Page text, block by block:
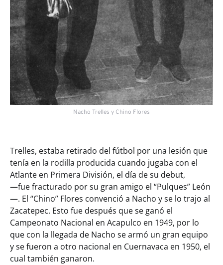
Nacho Trelles y Chino Flores
Trelles, estaba retirado del fútbol por una lesión que
tenía en la rodilla producida cuando jugaba con el
Atlante en Primera División, el día de su debut,
—fue fracturado por su gran amigo el “Pulques” León
—. El “Chino” Flores convenció a Nacho y se lo trajo al
Zacatepec. Esto fue después que se ganó el
Campeonato Nacional en Acapulco en 1949, por lo
que con la llegada de Nacho se armó un gran equipo
y se fueron a otro nacional en Cuernavaca en 1950, el
cual también ganaron.